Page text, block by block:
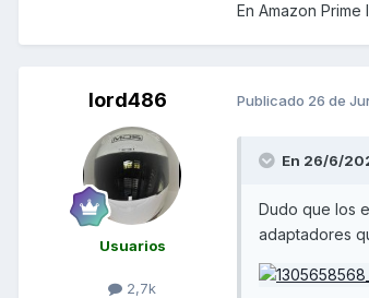
En Amazon
lord486
Usuarios
2,7k
Publicado 26 de
En 26/6/
Dudo que los
adaptadores